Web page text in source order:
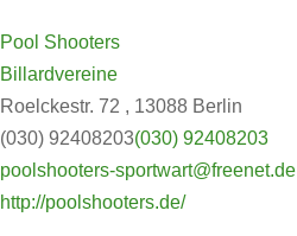
Pool Shooters
Billardvereine
Roelckestr. 72 , 13088 Berlin
(030) 92408203(030) 92408203
poolshooters-sportwart@freenet.de
http://poolshooters.de/